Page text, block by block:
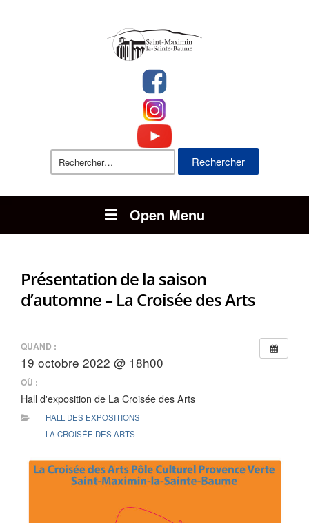
Rechercher :
Open Menu
Présentation de la saison
d’automne – La Croisée des Arts
QUAND :
19 octobre 2022 @ 18h00
OÙ :
Hall d'exposition de La Croisée des Arts
HALL DES EXPOSITIONS
LA CROISÉE DES ARTS